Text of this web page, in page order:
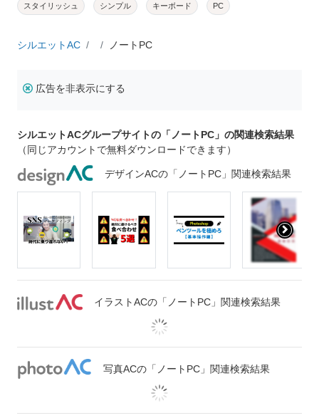
スタイリッシュ シンプル キーボード PC
シルエットAC ノートPC
広告を非表示にする
シルエットACグループサイトの「ノートPC」の関連検索結果
（同じアカウントで無料ダウンロードできます）
デザインACの「ノートPC」関連検索結果
イラストACの「ノートPC」関連検索結果
写真ACの「ノートPC」関連検索結果